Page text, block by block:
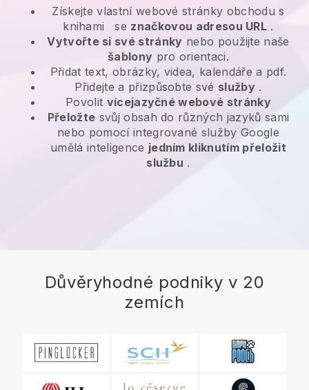
Získejte vlastní webové stránky obchodu s
knihami
se značkovou adresou URL .
Vytvořte si své stránky nebo použijte naše
šablony pro orientaci.
Přidat text, obrázky, videa, kalendáře a pdf.
Přidejte a přizpůsobte své služby.
Povolit vícejazyčné webové stránky
Přeložte svůj obsah do různých jazyků sami
nebo pomocí integrované služby Google
umělá inteligence jedním kliknutím přeložit
službu .
Důvěryhodné podniky v 20
zemích